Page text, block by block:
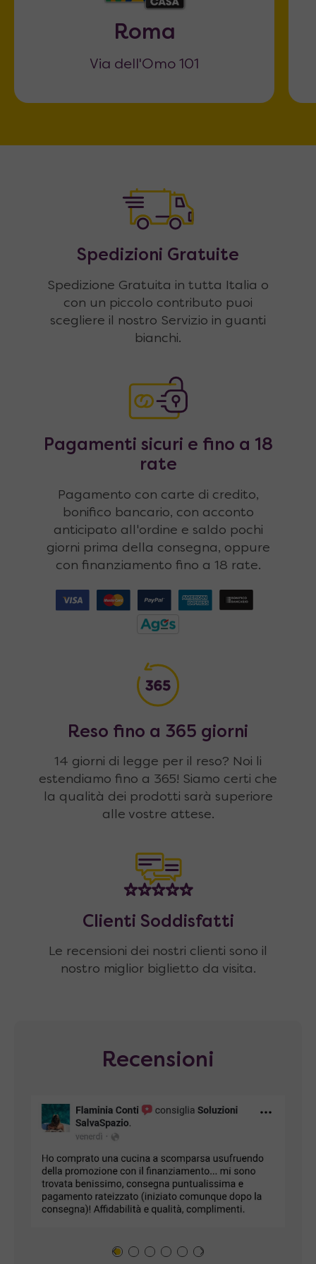
Roma
Via dell'Omo 101
Spedizioni Gratuite
Spedizione Gratuita in tutta Italia o
con un piccolo contributo puoi
scegliere il nostro Servizio in guanti
bianchi.
Pagamenti sicuri e fino a 18
rate
Pagamento con carte di credito,
bonifico bancario, con acconto
anticipato all'ordine e saldo pochi
giorni prima della consegna, oppure
con finanziamento fino a 18 rate.
Reso fino a 365 giorni
14 giorni di legge per il reso? Noi li
estendiamo fino a 365! Siamo certi che
la qualità dei prodotti sarà superiore
alle vostre attese.
Clienti Soddisfatti
Le recensioni dei nostri clienti sono il
nostro miglior biglietto da visita.
Recensioni